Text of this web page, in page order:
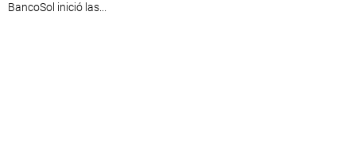
BancoSol inició las...